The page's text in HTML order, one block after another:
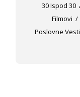
30 Ispod 30
Filmovi
Poslovne Vesti